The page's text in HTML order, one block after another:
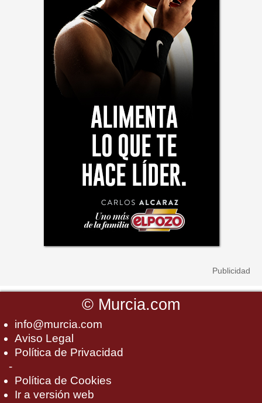
© Murcia.com
info@murcia.com
Aviso Legal
Política de Privacidad
-
Política de Cookies
Ir a versión web